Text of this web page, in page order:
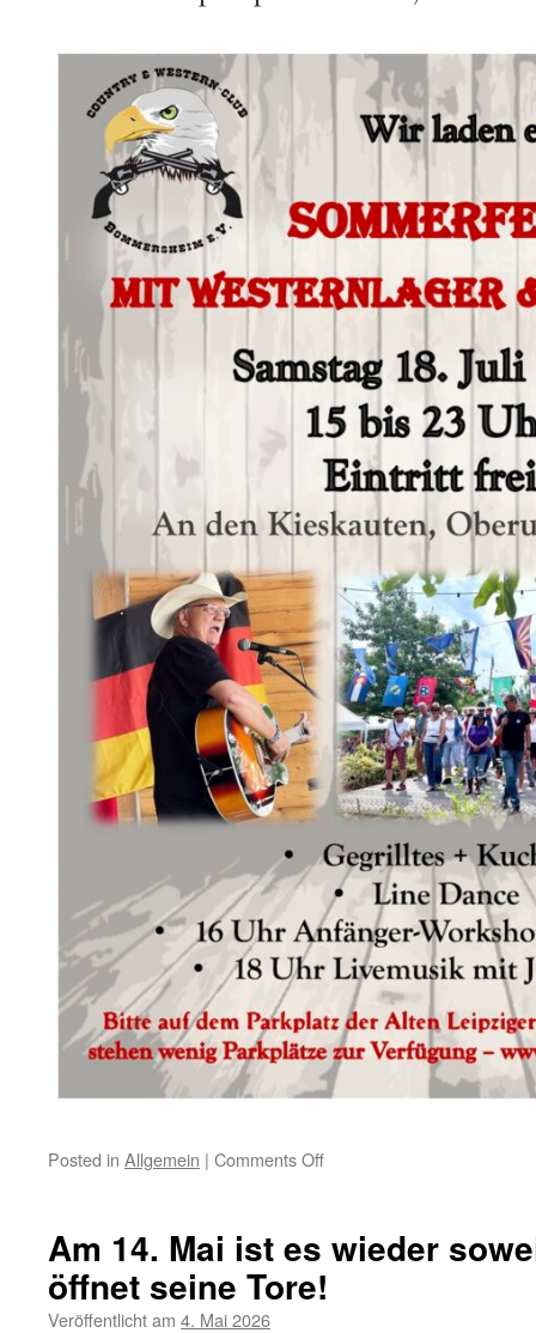
Posted in Allgemein | Comments Offon
die
Türen
zum
Am 14. Mai ist es wieder
öffnet seine Tore!
Veröffentlicht am 4. Mai 2026